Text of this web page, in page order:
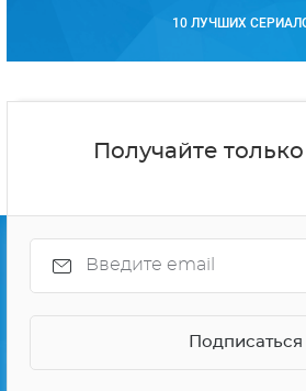
10 ЛУЧШИХ
Получайте только